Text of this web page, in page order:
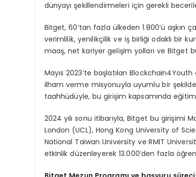
dünyayı şekillendirmeleri için gerekli
Bitget, 60’tan fazla ülkeden 1.800’ü aşkın
verimlilik, yenilikçilik ve iş birliği odaklı bir
maaş, net kariyer gelişim yolları ve Bitget
Mayıs 2023’te başlatılan
ilham verme misyonuyla uyumlu bir şekilde
taahhüdüyle, bu girişim kapsamında
2024 yılı sonu itibarıyla, Bitget bu
London (UCL), Hong Kong University of
National Taiwan University ve RMIT
etkinlik düzenleyerek 13.000’den fazla